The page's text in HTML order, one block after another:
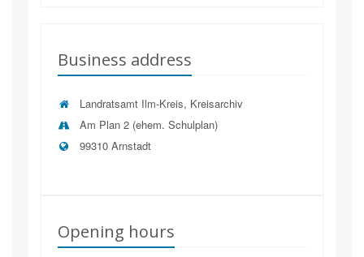
Business address
Landratsamt Ilm-Kreis, Kreisarchiv
Am Plan 2 (ehem. Schulplan)
99310 Arnstadt
Opening hours